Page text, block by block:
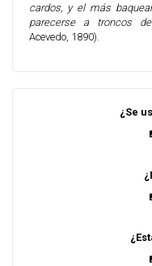
cardos, y el más
parecerse a troncos
Acevedo, 1890).
¿Se